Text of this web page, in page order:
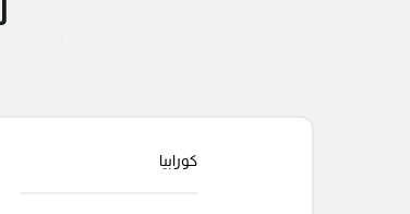
كورابيا